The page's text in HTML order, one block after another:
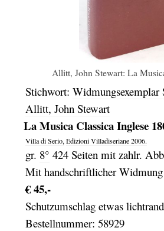
Allitt, John Stewart: La
Stichwort: Widmungsexemplar
Allitt, John Stewart
La Musica Classica Inglese
Villa di Serio, Edizioni Villadiseriane2006.
gr. 8° 424 Seiten mit zahlr.
Mit handschriftlicher
€ 45,-
Schutzumschlag etwas
Bestellnummer: 58929